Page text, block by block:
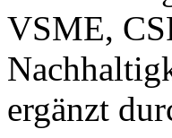
VSME,
ergänzt